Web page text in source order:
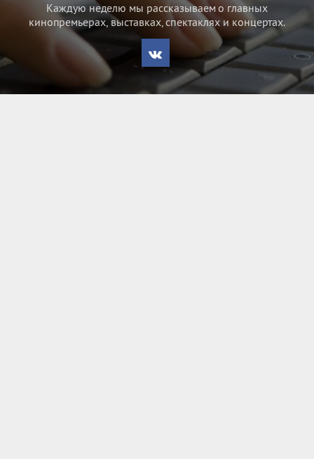
Каждую неделю мы рассказываем о главных
кинопремьерах, выставках, спектаклях и концертах.